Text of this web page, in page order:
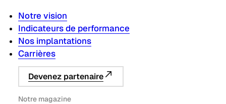
Notre vision
Indicateurs de performance
Nos implantations
Carrières
Devenez partenaire
Notre magazine